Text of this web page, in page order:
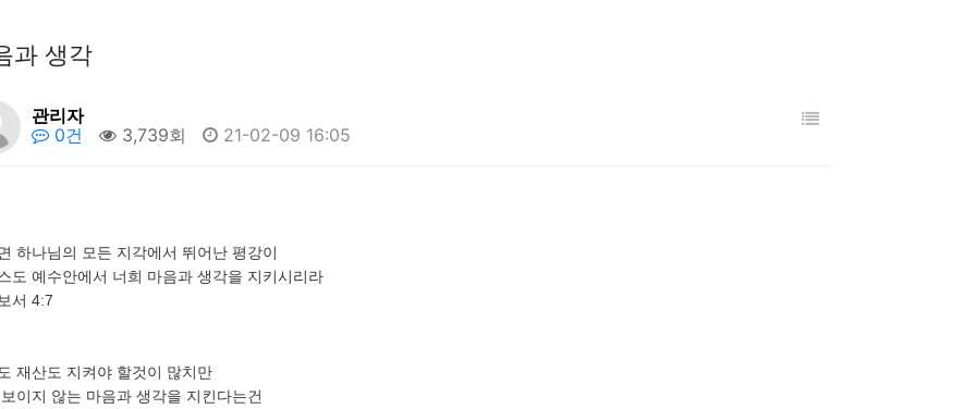
과 생각
관리자
0건
3,739회 21-02-09 16:05
하나님의 모든 지각에서 뛰어난 평강이
도 예수안에서 너희 마음과 생각을 지키시리라
서 4:7
재산도 지켜야 할것이 많치만
이지 않는 마음과 생각을 지킨다는건